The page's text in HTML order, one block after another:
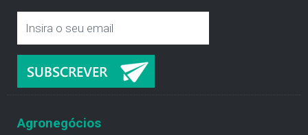
Agronegócios